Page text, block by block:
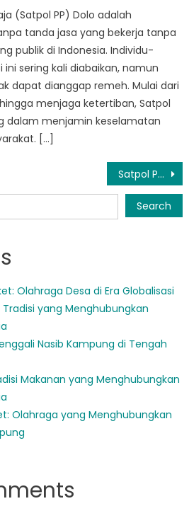
(Satpol PP) Dolo adalah
tanda jasa yang bekerja tanpa
publik di Indonesia. Individu-
sering kali diabaikan, namun
dapat dianggap remeh. Mulai dari
menjaga ketertiban, Satpol
dalam menjamin keselamatan
[…]
Satpol PP Kulawi Selatan Cracks Down on Illegal Activities
Search
Olahraga Desa di Era Globalisasi
yang Menghubungkan
Nasib Kampung di Tengah
Makanan yang Menghubungkan
Olahraga yang Menghubungkan